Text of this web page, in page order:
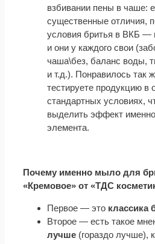
взбивании пены в чаше:
существенные отличия,
условия бритья в ВКБ —
и они у каждого свои
чаша\без, баланс воды,
и т.д.). Понравилось так
тестируете продукцию в
стандартных условиях,
выделить эффект именно
элемента.
Почему именно мыло для
«Кремовое» от «ТДС
Первое — это классика
Второе — есть такое
лучше (гораздо лучше),